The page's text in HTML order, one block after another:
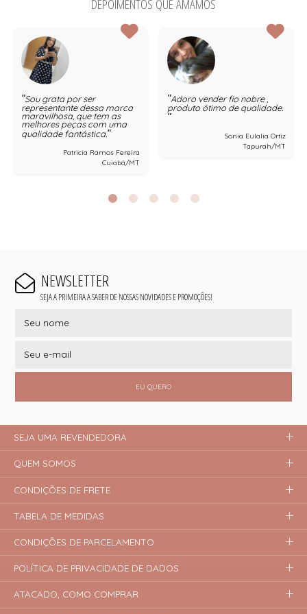
Sou grata por ser
representante dessa marca
maravilhosa, que tem as
melhores peças com uma
qualidade fantástica.
Patricia Ramos Fereira
Cuiabá/MT
Adoro vender fio nobre ,
produto ótimo de qualidade.
Sonia Eulalia Ortiz
Tapurah/MT
NEWSLETTER
SEJA A PRIMEIRA A SABER DE NOSSAS NOVIDADES E PROMOÇÕES!
EU QUERO
SEJA UMA REVENDEDORA
QUEM SOMOS
CONDIÇÕES DE FRETE
TABELA DE MEDIDAS
CONDIÇÕES DE PARCELAMENTO
POLÍTICA DE PRIVACIDADE DE DADOS
ATACADO, COMO COMPRAR